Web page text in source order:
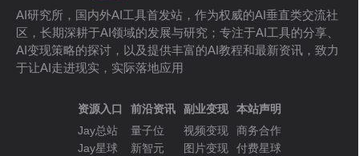
AI研究所，国内外AI工具首发站，作为权威的AI垂直类交流社
区，长期深耕于AI领域的发展与研究；专注于AI工具的分享、
AI变现策略的探讨，以及提供丰富的AI教程和最新资讯，致力
于让AI走进现实，实际落地应用
资源入口
Jay总站
Jay星球
前沿资讯
量子位
新智元
副业变现
视频变现
图片变现
本站声明
商务合作
付费星球